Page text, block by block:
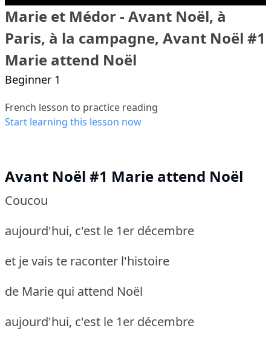
Marie et Médor - Avant Noël, à
Paris, à la campagne, Avant Noël #1
Marie attend Noël
Beginner 1
French lesson to practice reading
Start learning this lesson now
Avant Noël #1 Marie attend Noël
Coucou
aujourd'hui, c'est le 1er décembre
et je vais te raconter l'histoire
de Marie qui attend Noël
aujourd'hui, c'est le 1er décembre